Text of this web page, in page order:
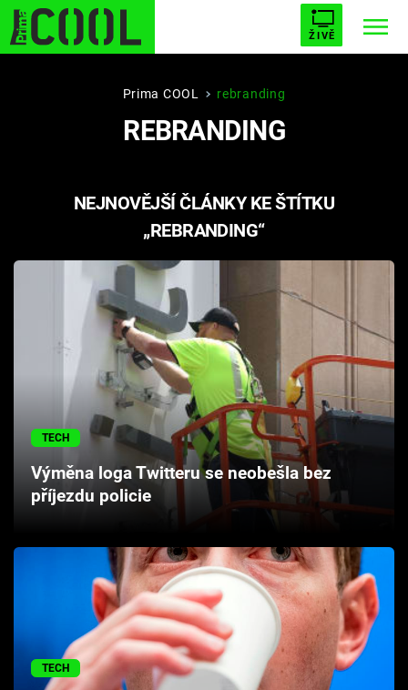
ŽIVĚ
STARHOUSE BUFFY, PŘEMOŽITELKA UPÍRŮ
PLNEJ KOTEL AVENGERS 5
Cool Esport
Pořady
Sledujte prima+
Přihlášení
Sledujte nás
Prima COOL rebranding
REBRANDING
NEJNOVĚJŠÍ ČLÁNKY KE ŠTÍTKU
„REBRANDING“
TECH
Výměna loga Twitteru se neobešla bez
příjezdu policie
TECH